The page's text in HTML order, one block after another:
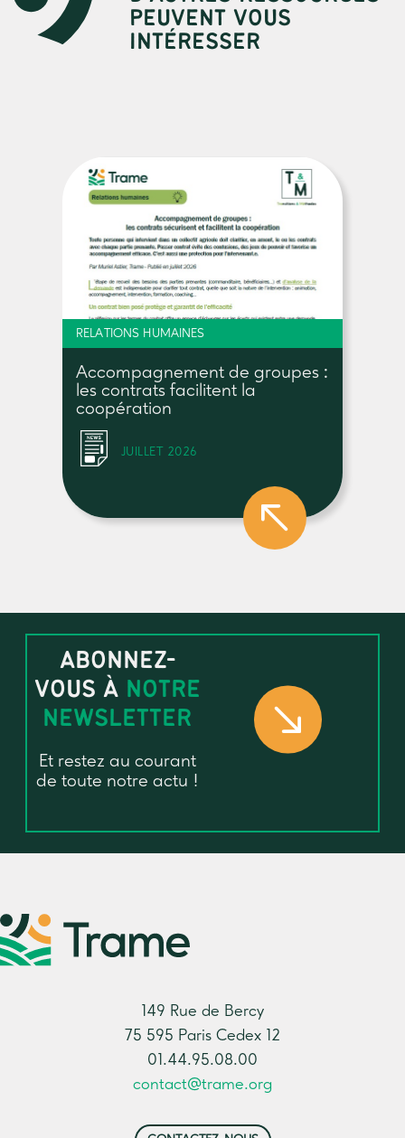
PEUVENT VOUS
INTÉRESSER
RELATIONS HUMAINES
Accompagnement de groupes :
les contrats facilitent la
coopération
JUILLET 2026
ABONNEZ-
VOUS À NOTRE
NEWSLETTER
Et restez au courant
de toute notre actu !
149 Rue de Bercy
75 595 Paris Cedex 12
01.44.95.08.00
contact@trame.org